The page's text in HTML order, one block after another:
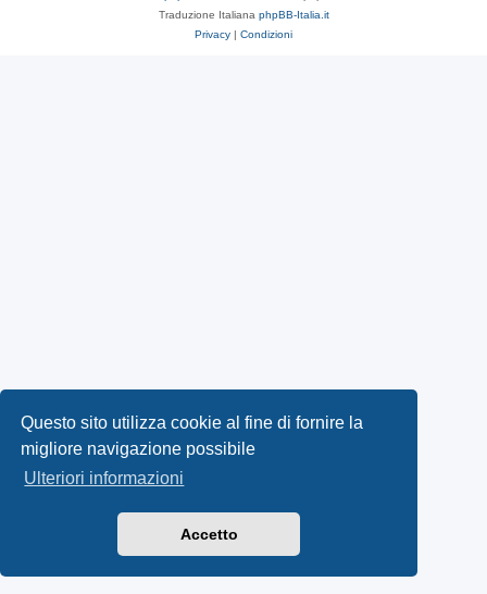
Questo sito utilizza cookie al fine di fornire la
migliore navigazione possibile
Ulteriori informazioni
Accetto
Traduzione Italiana phpBB-Italia.it
Privacy | Condizioni